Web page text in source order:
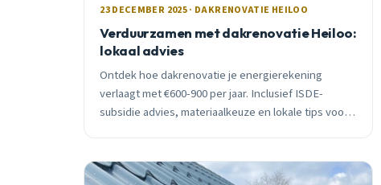
23 DECEMBER 2025 · DAKRENOVATIE HEILOO
Verduurzamen met dakrenovatie Heiloo:
lokaal advies
Ontdek hoe dakrenovatie je energierekening
verlaagt met €600-900 per jaar. Inclusief ISDE-
subsidie advies, materiaalkeuze en lokale tips voor